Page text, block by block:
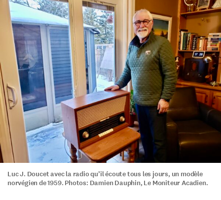
Luc J. Doucet avec la radio qu’il écoute tous les jours, un modèle
norvégien de 1959. Photos: Damien Dauphin, Le Moniteur Acadien.